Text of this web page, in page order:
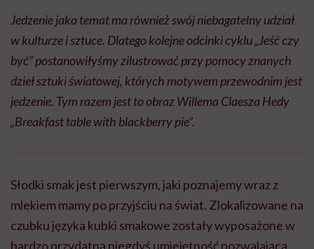
Jedzenie jako temat ma również swój niebagatelny udział
w kulturze i sztuce. Dlatego kolejne odcinki cyklu „Jeść czy
być” postanowiłyśmy zilustrować przy pomocy znanych
dzieł sztuki światowej, których motywem przewodnim jest
jedzenie. Tym razem jest to obraz Willema Claesza Hedy
„Breakfast table with blackberry pie”.
Słodki smak jest pierwszym, jaki poznajemy wraz z
mlekiem mamy po przyjściu na świat. Zlokalizowane na
czubku języka kubki smakowe zostały wyposażone w
bardzo przydatną niegdyś umiejętność pozwalającą